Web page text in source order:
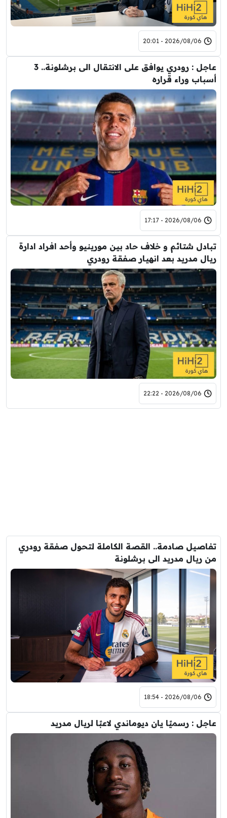
2026/08/06 - 20:01
عاجل : رودري يوافق على الانتقال الى برشلونة.. 3
أسباب وراء قراره
2026/08/06 - 17:17
تبادل شتائم و خلاف حاد بين مورينيو وأحد افراد ادارة
ريال مدريد بعد انهيار صفقة رودري
2026/08/06 - 22:22
تفاصيل صادمة.. القصة الكاملة لتحول صفقة رودري
من ريال مدريد الى برشلونة
2026/08/06 - 18:54
عاجل : رسميًا يان ديوماندي لاعبًا لريال مدريد